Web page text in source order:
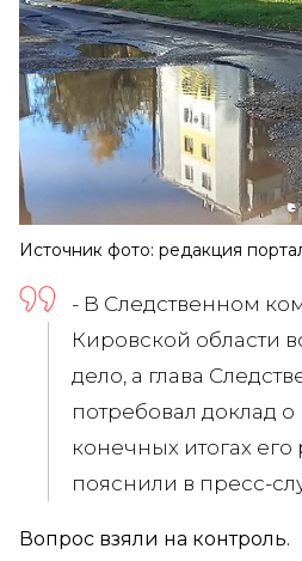
Источник фото: редакция
- В Следственном
Кировской области
дело, а глава
потребовал доклад
конечных итогах
пояснили в пресс-
Вопрос взяли на контроль.